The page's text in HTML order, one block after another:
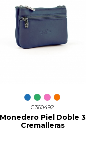
G360492
Monedero Piel Doble 3
Cremalleras